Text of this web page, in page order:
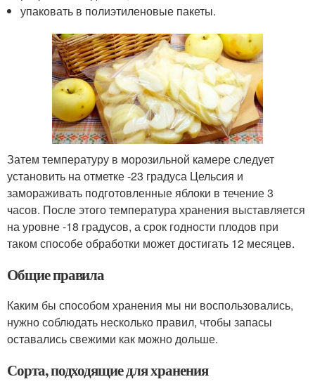
упаковать в полиэтиленовые пакеты.
Затем температуру в морозильной камере следует
установить на отметке -23 градуса Цельсия и
замораживать подготовленные яблоки в течение 3
часов. После этого температура хранения выставляется
на уровне -18 градусов, а срок годности плодов при
таком способе обработки может достигать 12 месяцев.
Общие правила
Каким бы способом хранения мы ни воспользовались,
нужно соблюдать несколько правил, чтобы запасы
оставались свежими как можно дольше.
Сорта, подходящие для хранения